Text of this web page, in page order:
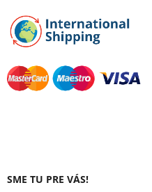
SME TU PRE VÁS!